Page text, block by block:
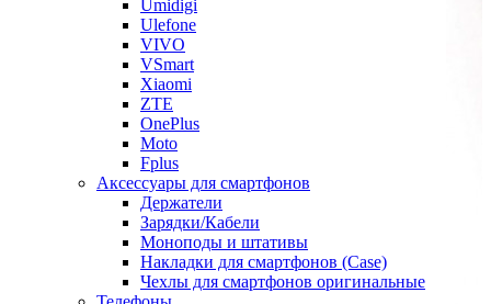
Umidigi
Ulefone
VIVO
VSmart
Xiaomi
ZTE
OnePlus
Moto
Fplus
Аксессуары для смартфонов
Держатели
Зарядки/Кабели
Моноподы и штативы
Накладки для смартфонов (Case)
Чехлы для смартфонов оригинальные